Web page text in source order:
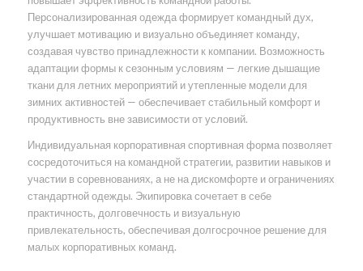
Персонализированная одежда формирует командный дух,
улучшает мотивацию и визуально объединяет команду,
создавая чувство принадлежности к компании. Возможность
адаптации формы к сезонным условиям — легкие дышащие
ткани для летних мероприятий и утепленные модели для
зимних активностей — обеспечивает стабильный комфорт и
продуктивность вне зависимости от условий.
Индивидуальная корпоративная спортивная форма позволяет
сосредоточиться на командной стратегии, развитии навыков и
участии в соревнованиях, а не на дискомфорте и ограничениях
стандартной одежды. Экипировка сочетает в себе
практичность, долговечность и визуальную
привлекательность, обеспечивая долгосрочное решение для
малых корпоративных команд.